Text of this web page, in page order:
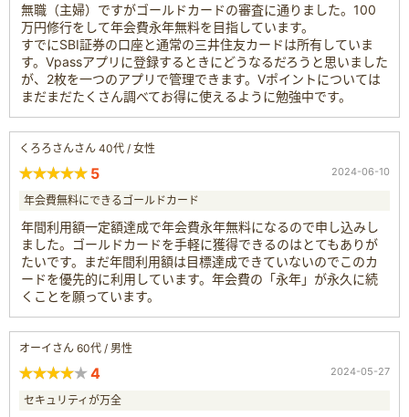
無職（主婦）ですがゴールドカードの審査に通りました。100
万円修行をして年会費永年無料を目指しています。
すでにSBI証券の口座と通常の三井住友カードは所有していま
す。Vpassアプリに登録するときにどうなるだろうと思いました
が、2枚を一つのアプリで管理できます。Vポイントについては
まだまだたくさん調べてお得に使えるように勉強中です。
くろろさんさん 40代 / 女性
5 2024-06-10
年会費無料にできるゴールドカード
年間利用額一定額達成で年会費永年無料になるので申し込みし
ました。ゴールドカードを手軽に獲得できるのはとてもありが
たいです。まだ年間利用額は目標達成できていないのでこのカ
ードを優先的に利用しています。年会費の「永年」が永久に続
くことを願っています。
オーイさん 60代 / 男性
4 2024-05-27
セキュリティが万全